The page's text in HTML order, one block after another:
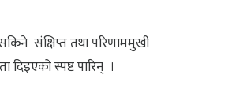
संक्षिप्त तथा परिणाममुखी
दिइएको स्पष्ट पारिन् ।